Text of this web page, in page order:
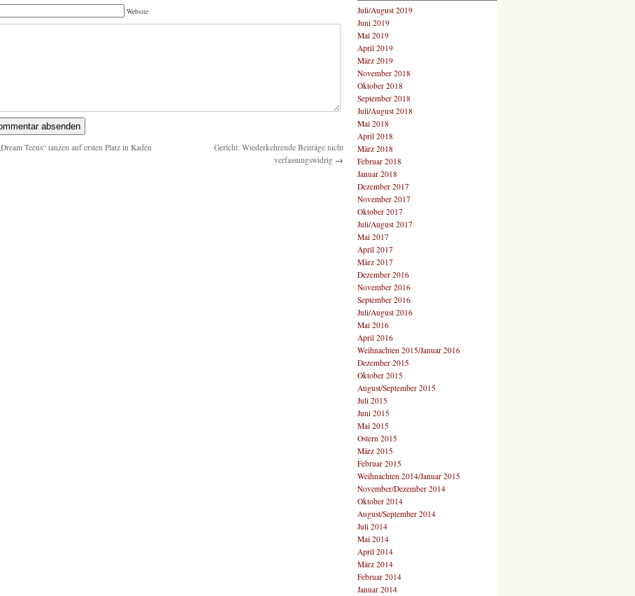
Website
„Dream Teens“ tanzen auf ersten Platz in Kaden
Gericht: Wiederkehrende Beiträge nicht
verfassungswidrig →
Juli/August 2019
Juni 2019
Mai 2019
April 2019
März 2019
November 2018
Oktober 2018
September 2018
Juli/August 2018
Mai 2018
April 2018
März 2018
Februar 2018
Januar 2018
Dezember 2017
November 2017
Oktober 2017
Juli/August 2017
Mai 2017
April 2017
März 2017
Dezember 2016
November 2016
September 2016
Juli/August 2016
Mai 2016
April 2016
Weihnachten 2015/Januar 2016
Dezember 2015
Oktober 2015
August/September 2015
Juli 2015
Juni 2015
Mai 2015
Ostern 2015
März 2015
Februar 2015
Weihnachten 2014/Januar 2015
November/Dezember 2014
Oktober 2014
August/September 2014
Juli 2014
Mai 2014
April 2014
März 2014
Februar 2014
Januar 2014